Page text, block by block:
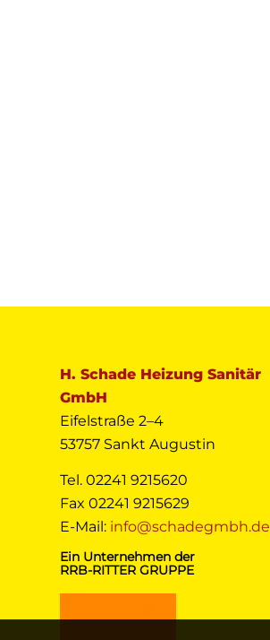
H. Schade Heizung Sanitär
GmbH
Eifelstraße 2–4
53757 Sankt Augustin
Tel. 02241 9215620
Fax 02241 9215629
E-Mail: info@schadegmbh.de
Ein Unternehmen der
RRB-RITTER GRUPPE